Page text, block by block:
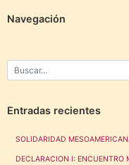
Navegación
Entradas recientes
SOLIDARIDAD
DECLARACION I: ENCUENTRO